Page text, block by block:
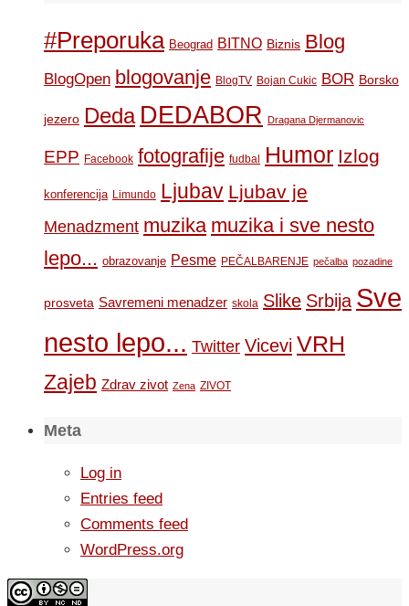
#Preporuka Beograd BITNO Biznis Blog
BlogOpen blogovanje BlogTV Bojan Cukic BOR Borsko
jezero Deda DEDABOR Dragana Djermanovic
EPP Facebook fotografije fudbal Humor Izlog
konferencija Limundo Ljubav Ljubav je
Menadzment muzika muzika i sve nesto
lepo... obrazovanje Pesme PEČALBARENJE pečalba pozadine
prosveta Savremeni menadzer skola Slike Srbija Sve
nesto lepo... Twitter Vicevi VRH
Zajeb Zdrav zivot Zena ZIVOT
Meta
Log in
Entries feed
Comments feed
WordPress.org